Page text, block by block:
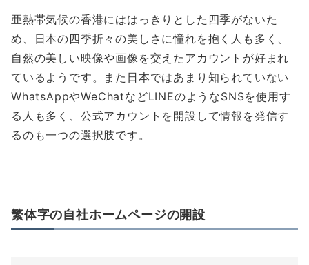
亜熱帯気候の香港にははっきりとした四季がないた
め、日本の四季折々の美しさに憧れを抱く人も多く、
自然の美しい映像や画像を交えたアカウントが好まれ
ているようです。また日本ではあまり知られていない
WhatsAppやWeChatなどLINEのようなSNSを使用す
る人も多く、公式アカウントを開設して情報を発信す
るのも一つの選択肢です。
繁体字の自社ホームページの開設